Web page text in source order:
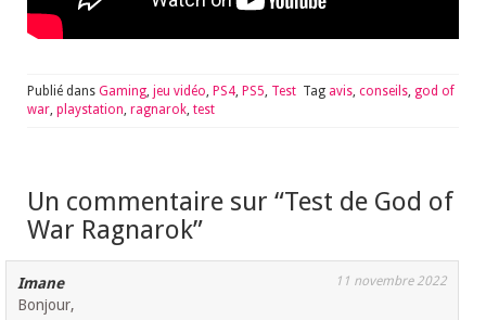
Publié dans Gaming jeu vidéo PS4 PS5 Test Tag avis conseils god of
war playstation ragnarok test
Un commentaire sur “Test de God of
War Ragnarok”
Imane 11 novembre 2022
Bonjour,